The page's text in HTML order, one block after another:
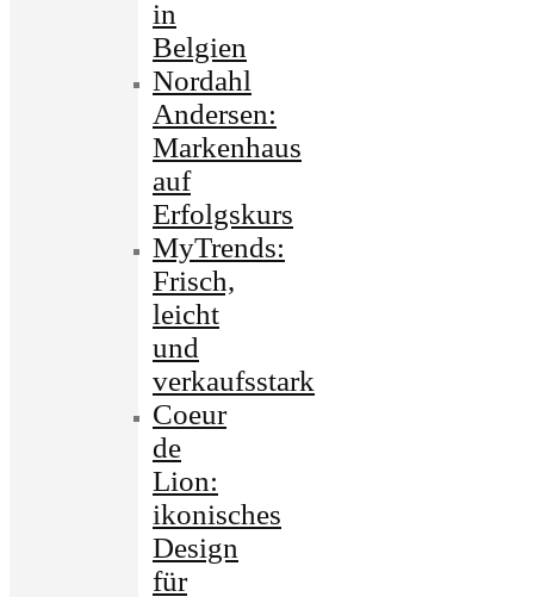
in
Belgien
Nordahl
Andersen:
Markenhaus
auf
Erfolgskurs
MyTrends:
Frisch,
leicht
und
verkaufsstark
Coeur
de
Lion:
ikonisches
Design
für